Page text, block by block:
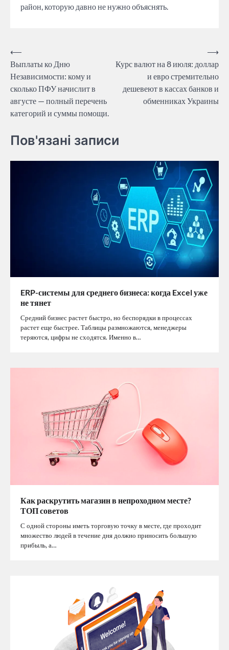
район, которую давно не нужно объяснять.
Post
navigation
⟵
Выплаты ко Дню
Независимости: кому и
сколько ПФУ начислит в
августе — полный перечень
категорий и суммы помощи.
Курс валют на 8 июля: доллар
и евро стремительно
дешевеют в кассах банков и
обменниках Украины
⟶
Пов'язані записи
ERP-системы для среднего бизнеса: когда Excel уже
не тянет
Средний бизнес растет быстро, но беспорядки в процессах
растет еще быстрее. Таблицы размножаются, менеджеры
теряются, цифры не сходятся. Именно в…
Как раскрутить магазин в непроходном месте?
ТОП советов
С одной стороны иметь торговую точку в месте, где проходит
множество людей в течение дня должно приносить большую
прибыль, а…